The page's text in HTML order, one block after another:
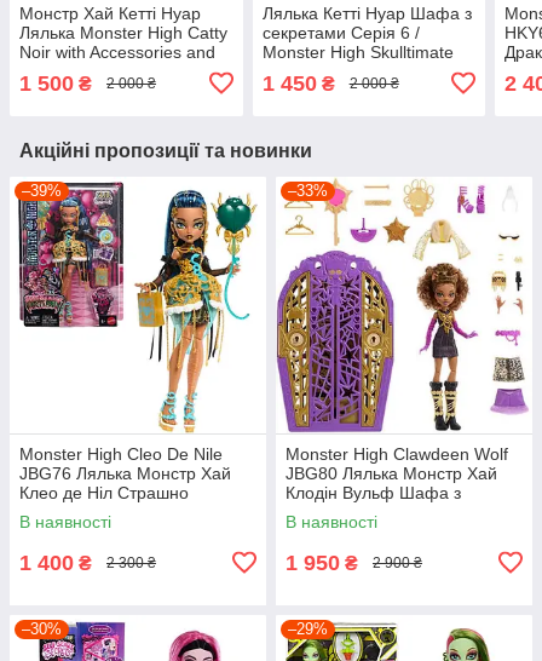
Монстр Хай Кетті Нуар
Лялька Monster High Catty
Noir with Accessories and
1 500 ₴ 2 000 ₴
Лялька Кетті Нуар Шафа з
секретами Серія 6 /
Monster High Skulltimate
Secrets Catty Noir JBG82
1 450₴ 2 000 ₴ 2
Акційні пропозиції та новинки
–39%
Monster High Cleo De Nile
JBG76 Лялька Монстр Хай
Клео де Ніл Страшно
солодкий День народження
В наявності
1 400 ₴ 2 300 ₴
–33%
Monster High Clawdeen Wolf
JBG80 Лялька Монстр Хай
Клодін Вульф Шафа з
секретами
В наявності
1 950 ₴ 2 900 ₴
–30% –29%